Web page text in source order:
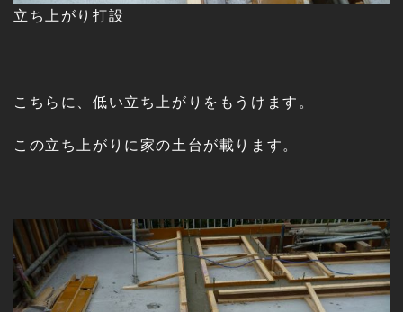
立ち上がり打設
こちらに、低い立ち上がりをもうけます。
この立ち上がりに家の土台が載ります。